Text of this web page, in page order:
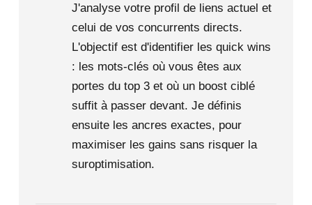
J'analyse votre profil de liens actuel et
celui de vos concurrents directs.
L'objectif est d'identifier les quick wins
: les mots-clés où vous êtes aux
portes du top 3 et où un boost ciblé
suffit à passer devant. Je définis
ensuite les ancres exactes, pour
maximiser les gains sans risquer la
suroptimisation.